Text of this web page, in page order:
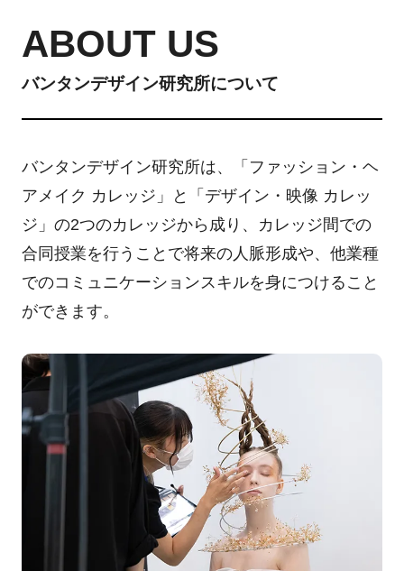
ABOUT US
バンタンデザイン研究所について
バンタンデザイン研究所は、「ファッション・ヘ
アメイク カレッジ」と「デザイン・映像 カレッ
ジ」の2つのカレッジから成り、カレッジ間での
合同授業を行うことで将来の人脈形成や、他業種
でのコミュニケーションスキルを身につけること
ができます。